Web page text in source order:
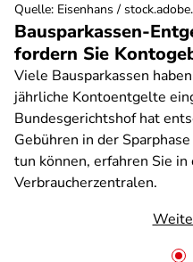
Bausparkassen-
fordern Sie
Viele Bausparkassen
jährliche Kontoentgelte
Bundesgerichtshof hat
Gebühren in der
tun können, erfahren Sie
Verbraucherzentralen.
Quelle: Eisenhans /